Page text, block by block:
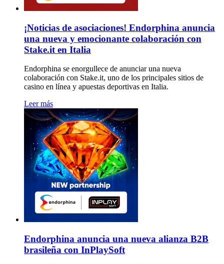
¡Noticias de asociaciones! Endorphina anuncia
una nueva y emocionante colaboración con
Stake.it en Italia
Endorphina se enorgullece de anunciar una nueva
colaboración con Stake.it, uno de los principales sitios de
casino en línea y apuestas deportivas en Italia.
Leer más
Endorphina anuncia una nueva alianza B2B
brasileña con InPlaySoft